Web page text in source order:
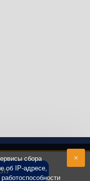
сбора
об IP-адресе,